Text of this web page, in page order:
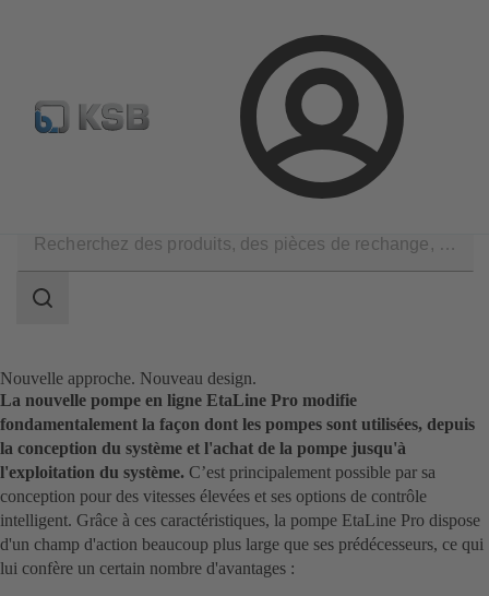
Connexion
Sélectionner pompes & vannes standards Configurer un
Champ
Nouvelle approche. Nouveau design.
La nouvelle pompe en ligne EtaLine Pro modifie
fondamentalement la façon dont les pompes sont utilisées, depuis
la conception du système et l'achat de la pompe jusqu'à
l'exploitation du système. C’est principalement possible par sa
conception pour des vitesses élevées et ses options de contrôle
intelligent. Grâce à ces caractéristiques, la pompe EtaLine Pro dispose
d'un champ d'action beaucoup plus large que ses prédécesseurs, ce qui
lui confère un certain nombre d'avantages :